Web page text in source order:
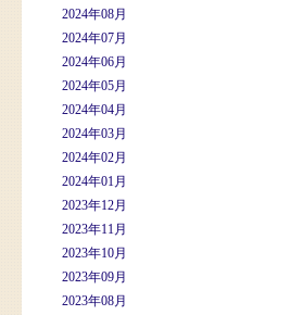
2024年08月
2024年07月
2024年06月
2024年05月
2024年04月
2024年03月
2024年02月
2024年01月
2023年12月
2023年11月
2023年10月
2023年09月
2023年08月